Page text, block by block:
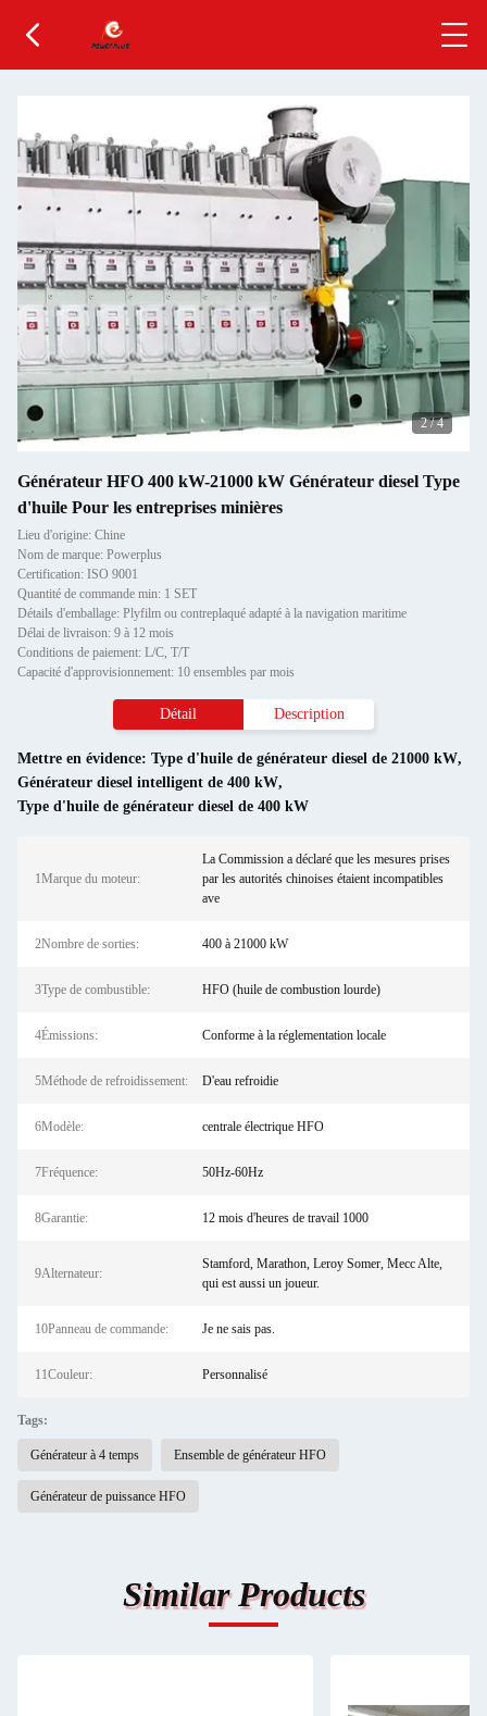
2/4
Générateur HFO 400 kW-21000 kW Générateur diesel Type
d'huile Pour les entreprises minières
Lieu d'origine: Chine
Nom de marque: Powerplus
Certification: ISO 9001
Quantité de commande min: 1 SET
Détails d'emballage: Plyfilm ou contreplaqué adapté à la navigation maritime
Délai de livraison: 9 à 12 mois
Conditions de paiement: L/C, T/T
Capacité d'approvisionnement: 10 ensembles par mois
Détail Description
Mettre en évidence: Type d'huile de générateur diesel de 21000 kW,
Générateur diesel intelligent de 400 kW,
Type d'huile de générateur diesel de 400 kW
1Marque du moteur:
La Commission a déclaré que les mesures prises
par les autorités chinoises étaient incompatibles
ave
2Nombre de sorties: 400 à 21000 kW
3Type de combustible: HFO (huile de combustion lourde)
4Émissions: Conforme à la réglementation locale
5Méthode de refroidissement: D'eau refroidie
6Modèle: centrale électrique HFO
7Fréquence: 50Hz-60Hz
8Garantie: 12 mois d'heures de travail 1000
9Alternateur:
Stamford, Marathon, Leroy Somer, Mecc Alte,
qui est aussi un joueur.
10Panneau de commande: Je ne sais pas.
11Couleur: Personnalisé
Tags:
Générateur à 4 temps Ensemble de générateur HFO
Générateur de puissance HFO
Similar Products